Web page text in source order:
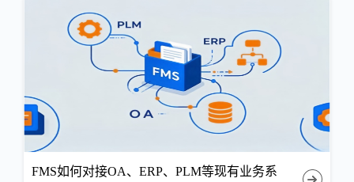
FMS如何对接OA、ERP、PLM等现有业务系